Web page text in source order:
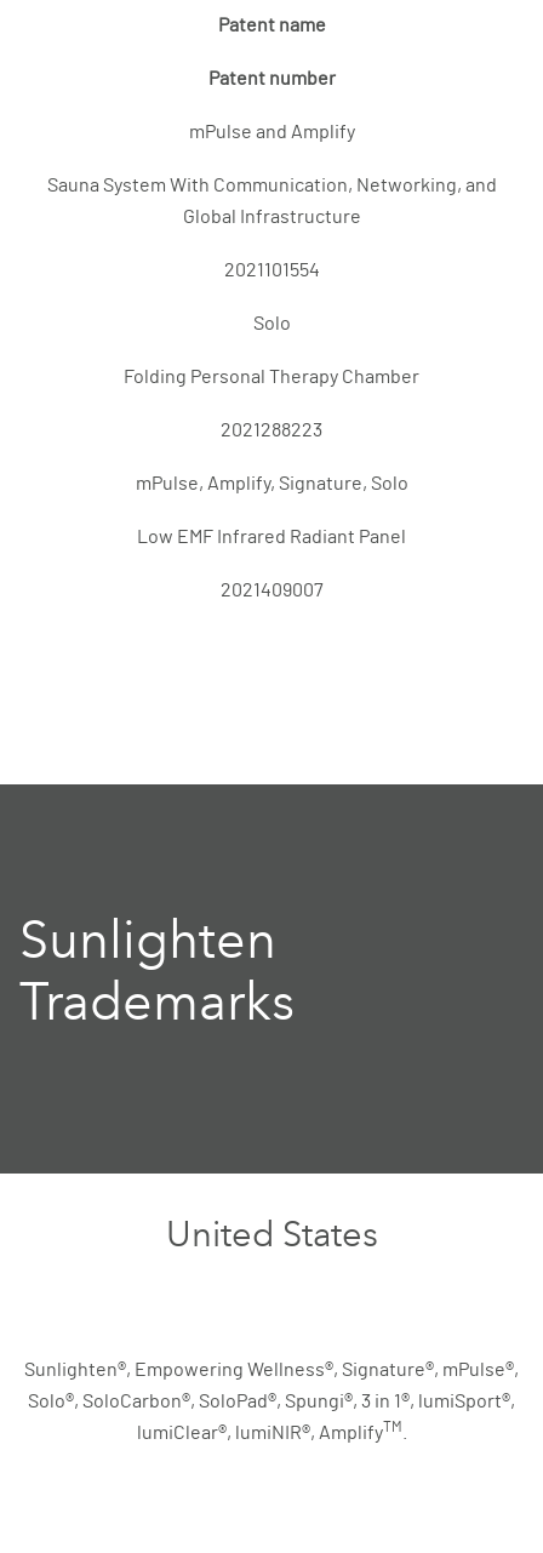
Patent name
Patent number
mPulse and Amplify
Sauna System With Communication, Networking, and
Global Infrastructure
2021101554
Solo
Folding Personal Therapy Chamber
2021288223
mPulse, Amplify, Signature, Solo
Low EMF Infrared Radiant Panel
2021409007
Sunlighten
Trademarks
United States
Sunlighten®, Empowering Wellness®, Signature®, mPulse®,
Solo®, SoloCarbon®, SoloPad®, Spungi®, 3 in 1®, lumiSport®,
lumiClear®, lumiNIR®, AmplifyTM